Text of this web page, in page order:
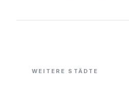
WEITERE STÄDTE